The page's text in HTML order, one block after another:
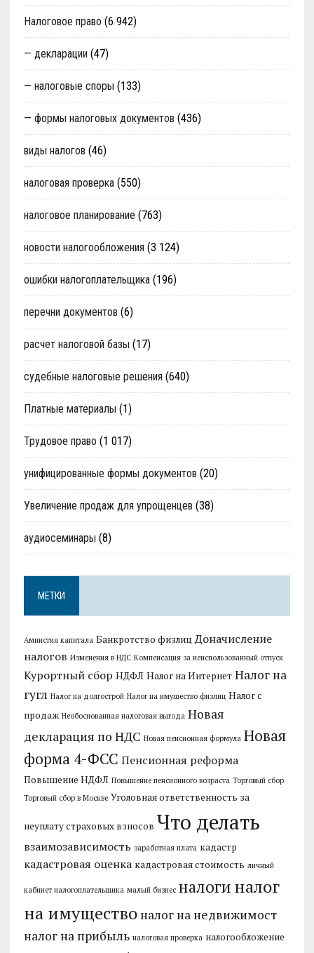
Налоговое право (6 942)
— декларации (47)
— налоговые споры (133)
— формы налоговых документов (436)
виды налогов (46)
налоговая проверка(550)
налоговое планирование (763)
новости налогообложения (3 124)
ошибки налогоплательщика(196)
перечни документов (6)
расчет налоговой базы (17)
судебные налоговые решения (640)
Платные материалы (1)
Трудовое право (1 017)
унифицированные формы документов (20)
Увеличение продаж для упрощенцев (38)
аудиосеминары (8)
МЕТКИ
Амнистия капитала Банкротство физлиц Доначисление
налогов Изменения в НДС Компенсация за неиспользованный отпуск
Курортный сбор НДФЛ Налог на Интернет Налог на
гугл Налог на долгострой Налог на имущество физлиц Налог с
продаж Необоснованная налоговая выгода Новая
декларация по НДС Новая пенсионная формула Новая
форма 4-ФСС Пенсионная реформа
Повышение НДФЛ Повышение пенсионного возраста Торговый сбор
Торговый сбор в Москве Уголовная ответственность за
неуплату страховых взносов Что делать
взаимозависимость заработная плата кадастр
кадастровая оценка кадастровая стоимость личный
кабинет налогоплательщика малый бизнес налоги налог
на имущество налог на недвижимост
налог на прибыль налоговая проверка налогообложение